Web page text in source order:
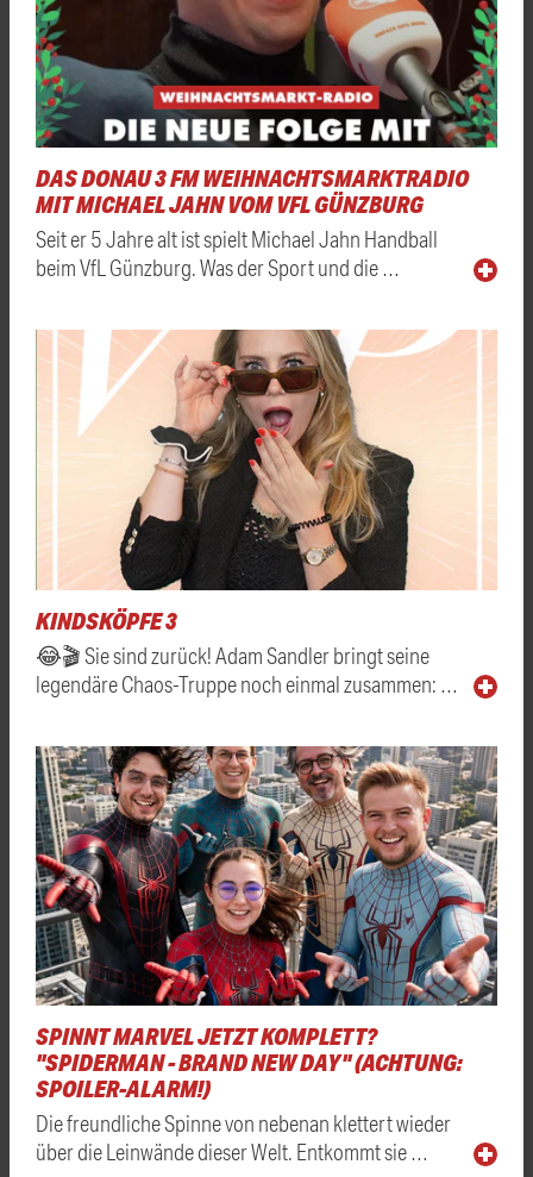
DAS DONAU 3 FM WEIHNACHTSMARKTRADIO
MIT MICHAEL JAHN VOM VFL GÜNZBURG
Seit er 5 Jahre alt ist spielt Michael Jahn Handball
beim VfL Günzburg. Was der Sport und die …
KINDSKÖPFE 3
😂🎬 Sie sind zurück! Adam Sandler bringt seine
legendäre Chaos-Truppe noch einmal zusammen: …
SPINNT MARVEL JETZT KOMPLETT?
"SPIDERMAN - BRAND NEW DAY" (ACHTUNG:
SPOILER-ALARM!)
Die freundliche Spinne von nebenan klettert wieder
über die Leinwände dieser Welt. Entkommt sie …